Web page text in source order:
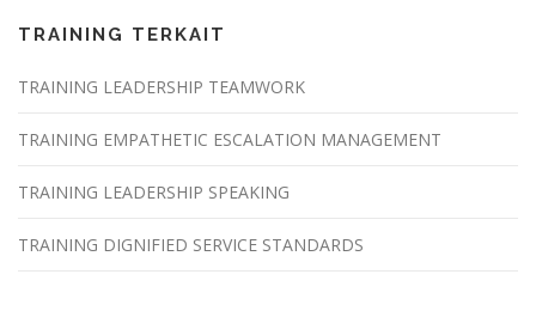
TRAINING TERKAIT
TRAINING LEADERSHIP TEAMWORK
TRAINING EMPATHETIC ESCALATION MANAGEMENT
TRAINING LEADERSHIP SPEAKING
TRAINING DIGNIFIED SERVICE STANDARDS